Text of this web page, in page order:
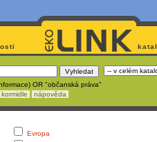
OR "občanská práva"
nápověda
Evropa